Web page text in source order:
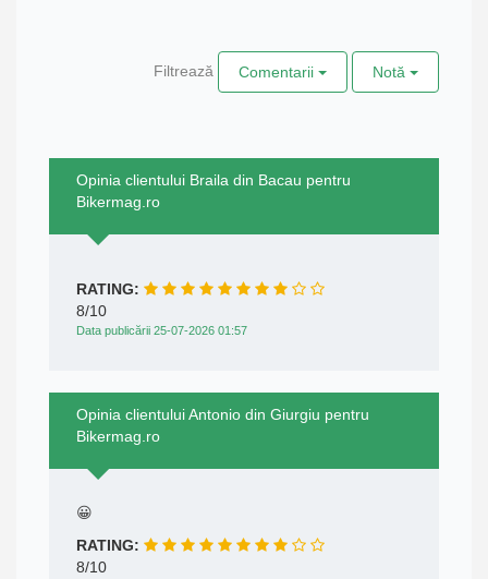
Filtrează Comentarii Notă
Opinia clientului Braila din Bacau pentru
Bikermag.ro
RATING:
8/10
Data publicării 25-07-2026 01:57
Opinia clientului Antonio din Giurgiu pentru
Bikermag.ro
😀
RATING:
8/10